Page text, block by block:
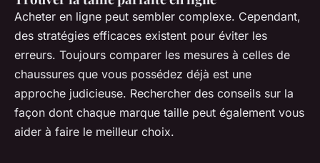
Acheter en ligne peut sembler complexe. Cependant,
des stratégies efficaces existent pour éviter les
erreurs. Toujours comparer les mesures à celles de
chaussures que vous possédez déjà est une
approche judicieuse. Rechercher des conseils sur la
façon dont chaque marque taille peut également vous
aider à faire le meilleur choix.